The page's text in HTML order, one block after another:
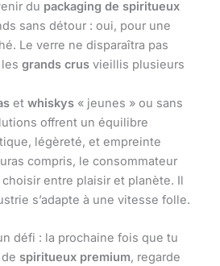
du packaging de spiritueux
sans détour : oui, pour une
Le verre ne disparaîtra pas
grands crus vieillis plusieurs
et whiskys « jeunes » ou sans
offrent un équilibre
légèreté, et empreinte
compris, le consommateur
entre plaisir et planète. Il
s’adapte à une vitesse folle.
défi : la prochaine fois que tu
spiritueux premium, regarde